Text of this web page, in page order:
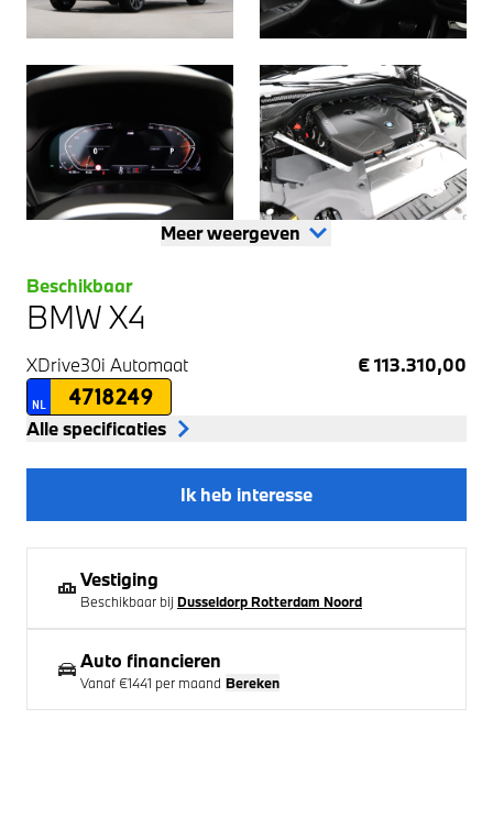
Meer weergeven
Beschikbaar
BMW X4
XDrive30i Automaat € 113.310,00
NL 4718249
Alle specificaties
Ik heb interesse
Vestiging
Beschikbaar bij Dusseldorp Rotterdam Noord
Auto financieren
Vanaf €1441 per maand Bereken